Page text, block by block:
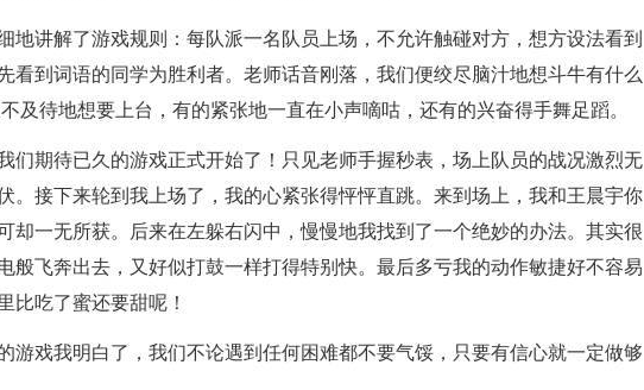
讲解了游戏规则：每队派一名队员上场，不允许触碰对方，想方设法看到
看到词语的同学为胜利者。老师话音刚落，我们便绞尽脑汁地想斗牛有什么
及待地想要上台，有的紧张地一直在小声嘀咕，还有的兴奋得手舞足蹈。
期待已久的游戏正式开始了！只见老师手握秒表，场上队员的战况激烈无
。接下来轮到我上场了，我的心紧张得怦怦直跳。来到场上，我和王晨宇你
却一无所获。后来在左躲右闪中，慢慢地我找到了一个绝妙的办法。其实很
般飞奔出去，又好似打鼓一样打得特别快。最后多亏我的动作敏捷好不容易
比吃了蜜还要甜呢！
戏我明白了，我们不论遇到任何困难都不要气馁，只要有信心就一定做够